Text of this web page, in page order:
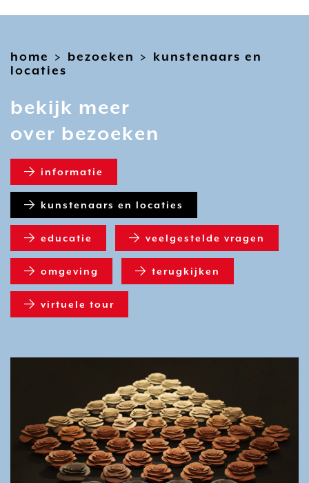
home > bezoeken > kunstenaars en
locaties
bekijk meer
over bezoeken
informatie
kunstenaars en locaties
educatie veelgestelde vragen
omgeving terugkijken
virtuele tour